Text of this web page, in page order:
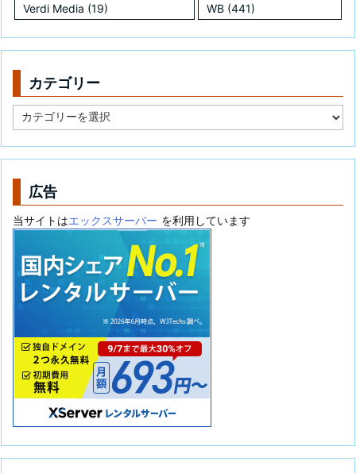
Verdi Media (19) WB (441)
カテゴリー
テ
リ
広告
当サイトはエックスサーバー を利用しています